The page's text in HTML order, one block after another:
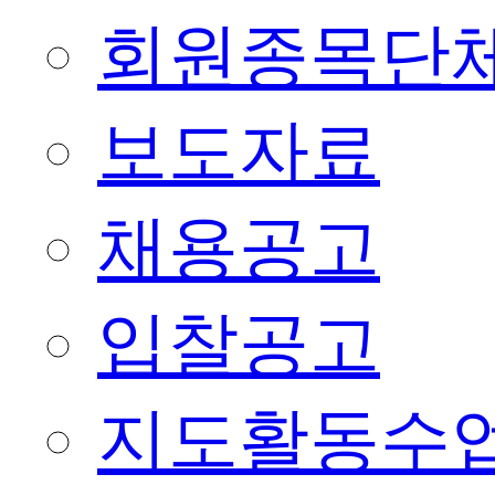
회원종목단
보도자료
채용공고
입찰공고
지도활동수